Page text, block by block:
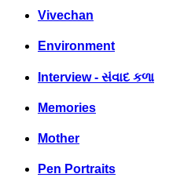
Vivechan
Environment
Interview - સંવાદ કળા
Memories
Mother
Pen Portraits